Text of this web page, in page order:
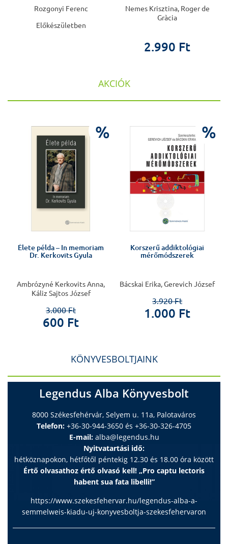
Rozgonyi Ferenc
Előkészületben
Nemes Krisztina, Roger de
Gràcia
2.990 Ft
AKCIÓK
%
Élete példa – In memoriam
Dr. Kerkovits Gyula
Ambrózyné Kerkovits Anna,
Káliz Sajtos József
3.000 Ft
600 Ft
%
Korszerű addiktológiai
mérőmódszerek
Bácskai Erika, Gerevich József
3.920 Ft
1.000 Ft
KÖNYVESBOLTJAINK
Legendus Alba Könyvesbolt
8000 Székesfehérvár, Selyem u. 11a, Palotaváros
Telefon: +36-30-944-3650 és +36-30-326-4705
E-mail: alba@legendus.hu
Nyitvatartási idő:
hétköznapokon, hétfőtől péntekig 12.30 és 18.00 óra között
Értő olvasathoz értő olvasó kell! „Pro captu lectoris
habent sua fata libelli!”
https://www.szekesfehervar.hu/legendus-alba-a-
semmelweis-kiadu-uj-konyvesboltja-szekesfehervaron